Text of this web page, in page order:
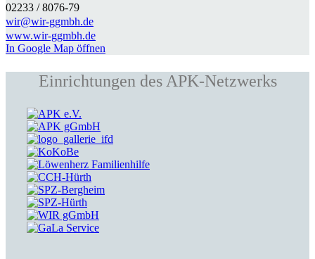
02233 / 8076-79
wir@wir-ggmbh.de
www.wir-ggmbh.de
In Google Map öffnen
Einrichtungen des APK-Netzwerks